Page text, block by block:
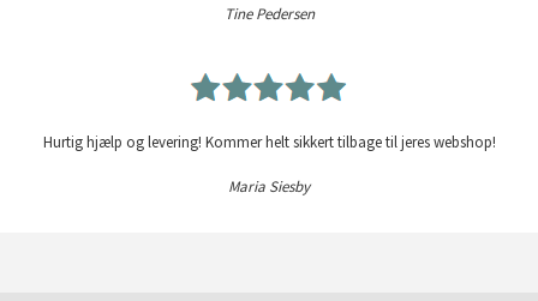
Tine Pedersen
Hurtig hjælp og levering! Kommer helt sikkert tilbage til jeres webshop!
Maria Siesby